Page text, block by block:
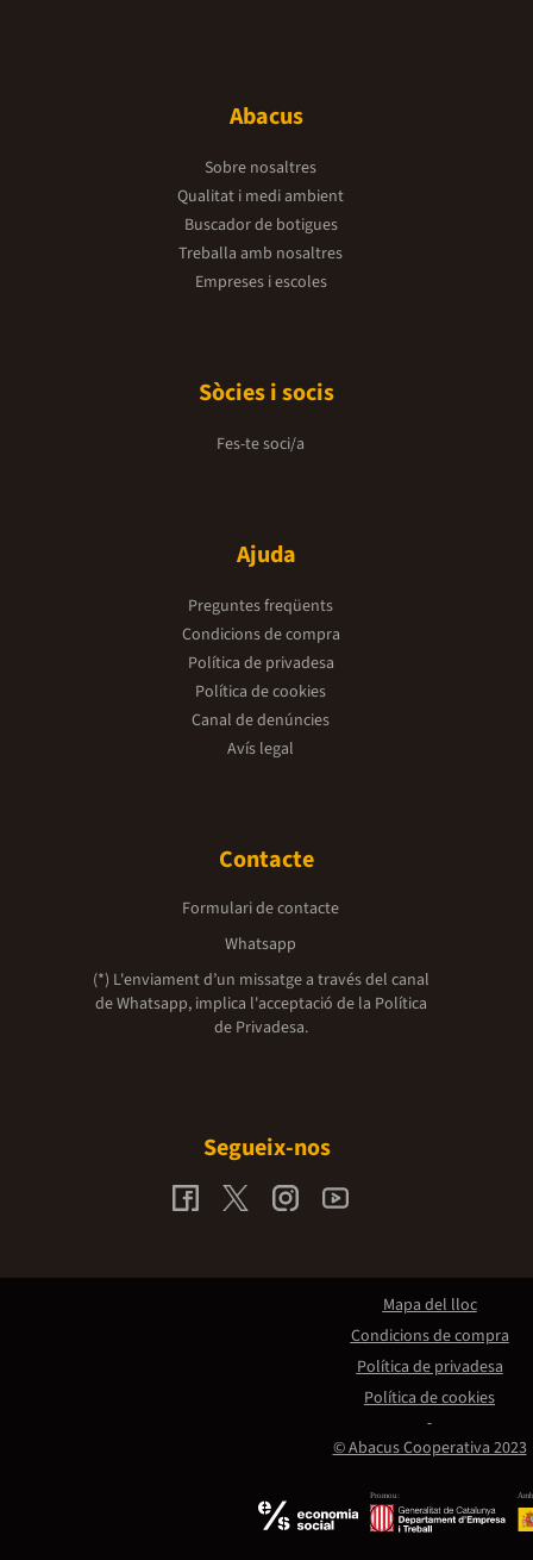
Abacus
Sobre nosaltres
Qualitat i medi ambient
Buscador de botigues
Treballa amb nosaltres
Empreses i escoles
Sòcies i socis
Fes-te soci/a
Ajuda
Preguntes freqüents
Condicions de compra
Política de privadesa
Política de cookies
Canal de denúncies
Avís legal
Contacte
Formulari de contacte
Whatsapp
(*) L'enviament d’un missatge a través del canal
de Whatsapp, implica l'acceptació de la Política
de Privadesa.
Segueix-nos
Promou:
© Abacus Cooperativa 2023
Mapa del lloc
Condicions de compra
Política de privadesa
Política de cookies